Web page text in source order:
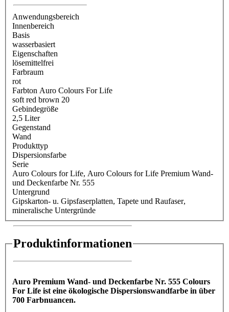
Anwendungsbereich
Innenbereich
Basis
wasserbasiert
Eigenschaften
lösemittelfrei
Farbraum
rot
Farbton Auro Colours For Life
soft red brown 20
Gebindegröße
2,5 Liter
Gegenstand
Wand
Produkttyp
Dispersionsfarbe
Serie
Auro Colours for Life, Auro Colours for Life Premium Wand-
und Deckenfarbe Nr. 555
Untergrund
Gipskarton- u. Gipsfaserplatten, Tapete und Raufaser,
mineralische Untergründe
Produktinformationen
Auro Premium Wand- und Deckenfarbe Nr. 555 Colours
For Life ist eine ökologische Dispersionswandfarbe in über
700 Farbnuancen.